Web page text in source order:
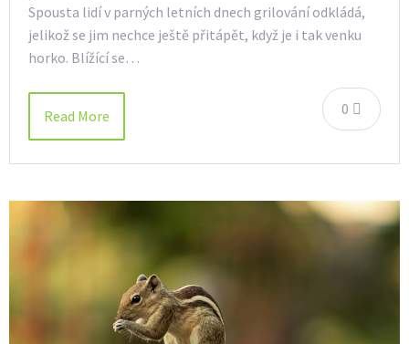
Spousta lidí v parných letních dnech grilování odkládá,
jelikož se jim nechce ještě přitápět, když je i tak venku
horko. Blížící se…
0
Read More